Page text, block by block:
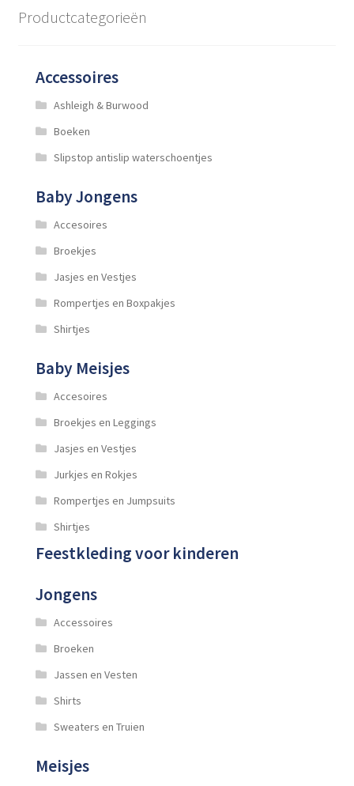
Productcategorieën
Accessoires
Ashleigh & Burwood
Boeken
Slipstop antislip waterschoentjes
Baby Jongens
Accesoires
Broekjes
Jasjes en Vestjes
Rompertjes en Boxpakjes
Shirtjes
Baby Meisjes
Accesoires
Broekjes en Leggings
Jasjes en Vestjes
Jurkjes en Rokjes
Rompertjes en Jumpsuits
Shirtjes
Feestkleding voor kinderen
Jongens
Accessoires
Broeken
Jassen en Vesten
Shirts
Sweaters en Truien
Meisjes